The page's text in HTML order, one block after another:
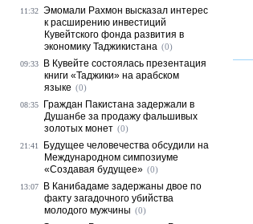
11:32 Эмомали Рахмон высказал интерес
к расширению инвестиций
Кувейтского фонда развития в
экономику Таджикистана (0)
09:33
В Кувейте состоялась презентация
книги «Таджики» на арабском
языке (0)
08:35
Граждан Пакистана задержали в
Душанбе за продажу фальшивых
золотых монет (0)
21:41
Будущее человечества обсудили на
Международном симпозиуме
«Создавая будущее» (0)
13:07
В Канибадаме задержаны двое по
факту загадочного убийства
молодого мужчины (0)